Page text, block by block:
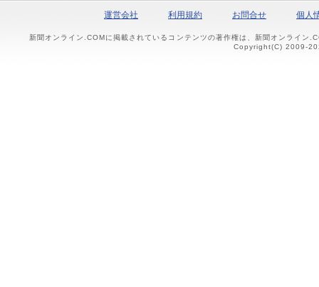
運営会社 利用規約 お問合せ 個人
新聞オンライン.COMに掲載されているコンテンツの著作権は、新聞オンライン
Copyright(C) 2009-